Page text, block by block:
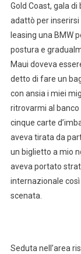
Gold Coast, gala
adattò per inserirsi
leasing una BMW
postura e
Maui doveva
detto di fare un
con ansia i miei
ritrovarmi al banco
cinque carte
aveva tirata da
un biglietto a mio
aveva portato
internazionale
scenata.
Seduta nell’area